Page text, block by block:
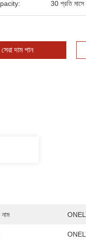
30 প্রতি মাসে
সেরা দাম পান